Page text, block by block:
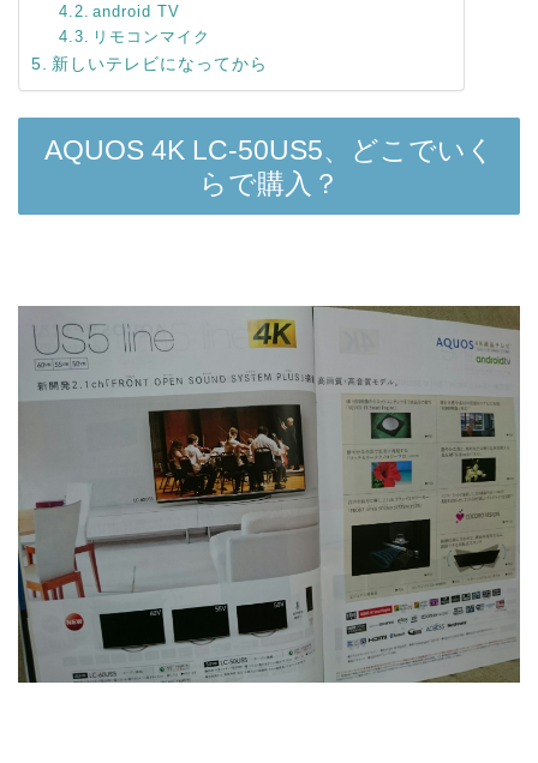
android TV
リモコンマイク
新しいテレビになってから
AQUOS 4K LC-50US5、どこでいく
らで購入？